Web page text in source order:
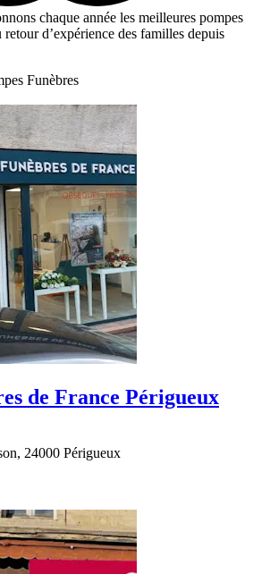
chaque année les meilleures pompes
d’expérience des familles depuis
Funèbres
de France Périgueux
24000 Périgueux